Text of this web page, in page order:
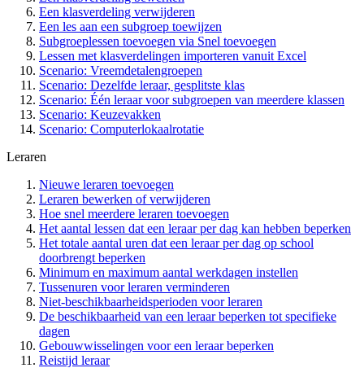
Een klasverdeling verwijderen
Een les aan een subgroep toewijzen
Subgroeplessen toevoegen via Snel toevoegen
Lessen met klasverdelingen importeren vanuit Excel
Scenario: Vreemdetalengroepen
Scenario: Dezelfde leraar, gesplitste klas
Scenario: Één leraar voor subgroepen van meerdere klassen
Scenario: Keuzevakken
Scenario: Computerlokaalrotatie
Leraren
Nieuwe leraren toevoegen
Leraren bewerken of verwijderen
Hoe snel meerdere leraren toevoegen
Het aantal lessen dat een leraar per dag kan hebben beperken
Het totale aantal uren dat een leraar per dag op school
doorbrengt beperken
Minimum en maximum aantal werkdagen instellen
Tussenuren voor leraren verminderen
Niet-beschikbaarheidsperioden voor leraren
De beschikbaarheid van een leraar beperken tot specifieke
dagen
Gebouwwisselingen voor een leraar beperken
Reistijd leraar